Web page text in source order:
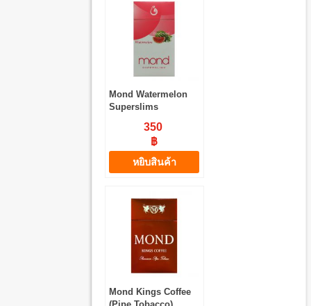
Mond Watermelon
Superslims
350
฿
หยิบสินค้า
Mond Kings Coffee